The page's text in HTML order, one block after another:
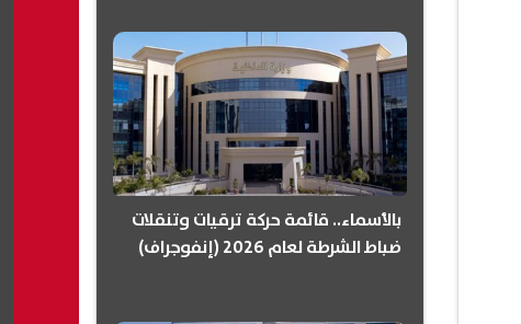
بالأسماء.. قائمة حركة ترقيات وتنقلات
ضباط الشرطة لعام 2026 (إنفوجراف)